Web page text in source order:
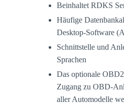
Beinhaltet RDKS
Häufige
Desktop-Software
Schnittstelle und
Sprachen
Das optionale
Zugang zu OBD-
aller Automodelle